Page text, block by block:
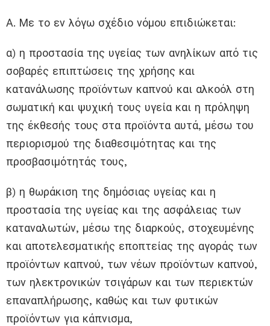
Α. Με το εν λόγω σχέδιο νόμου επιδιώκεται:
α) η προστασία της υγείας των ανηλίκων από τις
σοβαρές επιπτώσεις της χρήσης και
κατανάλωσης προϊόντων καπνού και αλκοόλ στη
σωματική και ψυχική τους υγεία και η πρόληψη
της έκθεσής τους στα προϊόντα αυτά, μέσω του
περιορισμού της διαθεσιμότητας και της
προσβασιμότητάς τους,
β) η θωράκιση της δημόσιας υγείας και η
προστασία της υγείας και της ασφάλειας των
καταναλωτών, μέσω της διαρκούς, στοχευμένης
και αποτελεσματικής εποπτείας της αγοράς των
προϊόντων καπνού, των νέων προϊόντων καπνού,
των ηλεκτρονικών τσιγάρων και των περιεκτών
επαναπλήρωσης, καθώς και των φυτικών
προϊόντων για κάπνισμα,